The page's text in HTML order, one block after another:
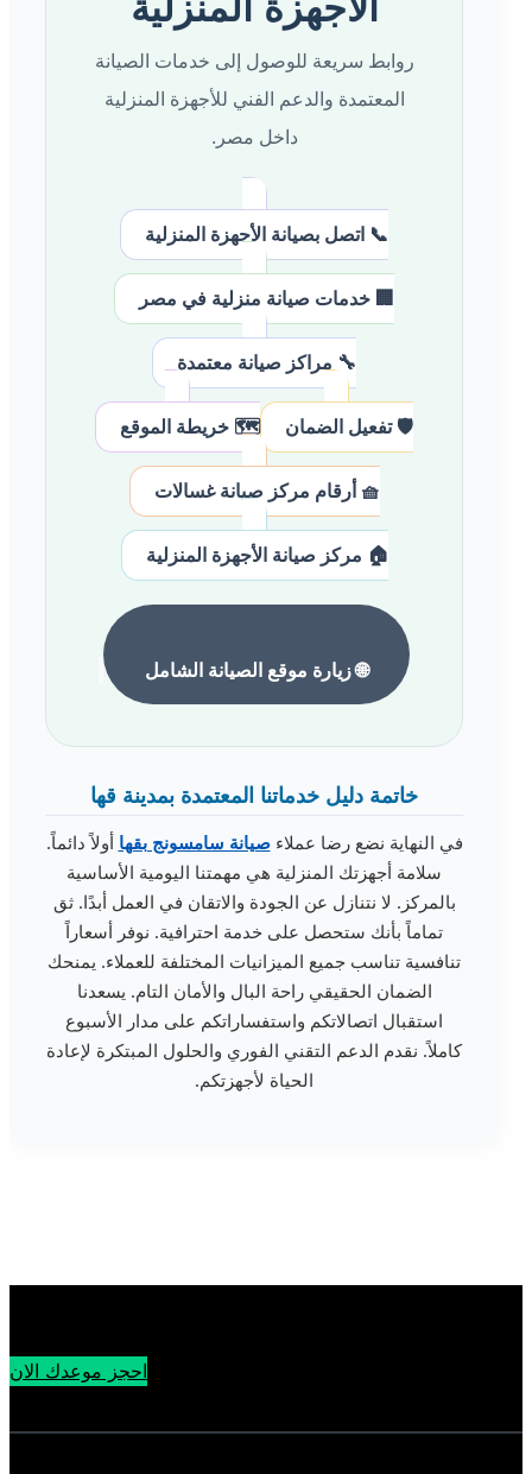
روابط سريعة للوصول إلى خدمات الصيانة
المعتمدة والدعم الفني للأجهزة المنزلية
داخل مصر.
📞 اتصل بصيانة الأجهزة المنزلية
🏢 خدمات صيانة منزلية في مصر
🔧 مراكز صيانة معتمدة
🛡️ تفعيل الضمان 🗺️ خريطة الموقع
🧺 أرقام مركز صيانة غسالات
🏠 مركز صيانة الأجهزة المنزلية
🌐 زيارة موقع الصيانة الشامل
خاتمة دليل خدماتنا المعتمدة بمدينة قها
في النهاية نضع رضا عملاءصيانة سامسونج بقها أولاً دائماً.
سلامة أجهزتك المنزلية هي مهمتنا اليومية الأساسية
بالمركز. لا نتنازل عن الجودة والاتقان في العمل أبدًا. ثق
تماماً بأنك ستحصل على خدمة احترافية. نوفر أسعاراً
تنافسية تناسب جميع الميزانيات المختلفة للعملاء. يمنحك
الضمان الحقيقي راحة البال والأمان التام. يسعدنا
استقبال اتصالاتكم واستفساراتكم على مدار الأسبوع
كاملاً. نقدم الدعم التقني الفوري والحلول المبتكرة لإعادة
الحياة لأجهزتكم.
احجز موعدك الان